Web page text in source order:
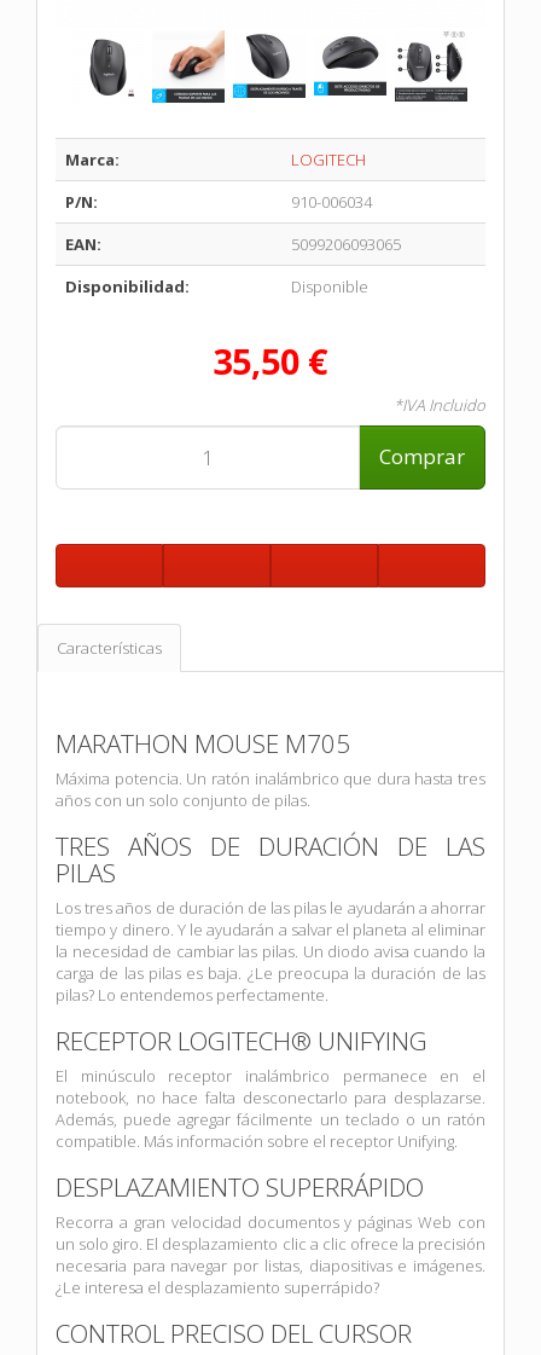
Marca:
LOGITECH
P/N:
910-006034
EAN:
5099206093065
Disponibilidad:
Disponible
35,50 €
*IVA Incluido
Comprar
Características
MARATHON MOUSE M705
Máxima potencia. Un ratón inalámbrico que dura hasta tres
años con un solo conjunto de pilas.
TRES AÑOS DE DURACIÓN DE LAS
PILAS
Los tres años de duración de las pilas le ayudarán a ahorrar
tiempo y dinero. Y le ayudarán a salvar el planeta al eliminar
la necesidad de cambiar las pilas. Un diodo avisa cuando la
carga de las pilas es baja. ¿Le preocupa la duración de las
pilas? Lo entendemos perfectamente.
RECEPTOR LOGITECH® UNIFYING
El minúsculo receptor inalámbrico permanece en el
notebook, no hace falta desconectarlo para desplazarse.
Además, puede agregar fácilmente un teclado o un ratón
compatible. Más información sobre el receptor Unifying.
DESPLAZAMIENTO SUPERRÁPIDO
Recorra a gran velocidad documentos y páginas Web con
un solo giro. El desplazamiento clic a clic ofrece la precisión
necesaria para navegar por listas, diapositivas e imágenes.
¿Le interesa el desplazamiento superrápido?
CONTROL PRECISO DEL CURSOR